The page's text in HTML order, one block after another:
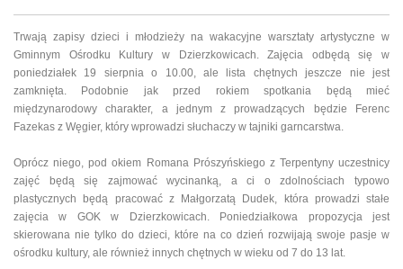
Trwają zapisy dzieci i młodzieży na wakacyjne warsztaty artystyczne w
Gminnym Ośrodku Kultury w Dzierzkowicach. Zajęcia odbędą się w
poniedziałek 19 sierpnia o 10.00, ale lista chętnych jeszcze nie jest
zamknięta. Podobnie jak przed rokiem spotkania będą mieć
międzynarodowy charakter, a jednym z prowadzących będzie Ferenc
Fazekas z Węgier, który wprowadzi słuchaczy w tajniki garncarstwa.
Oprócz niego, pod okiem Romana Prószyńskiego z Terpentyny uczestnicy
zajęć będą się zajmować wycinanką, a ci o zdolnościach typowo
plastycznych będą pracować z Małgorzatą Dudek, która prowadzi stałe
zajęcia w GOK w Dzierzkowicach. Poniedziałkowa propozycja jest
skierowana nie tylko do dzieci, które na co dzień rozwijają swoje pasje w
ośrodku kultury, ale również innych chętnych w wieku od 7 do 13 lat.